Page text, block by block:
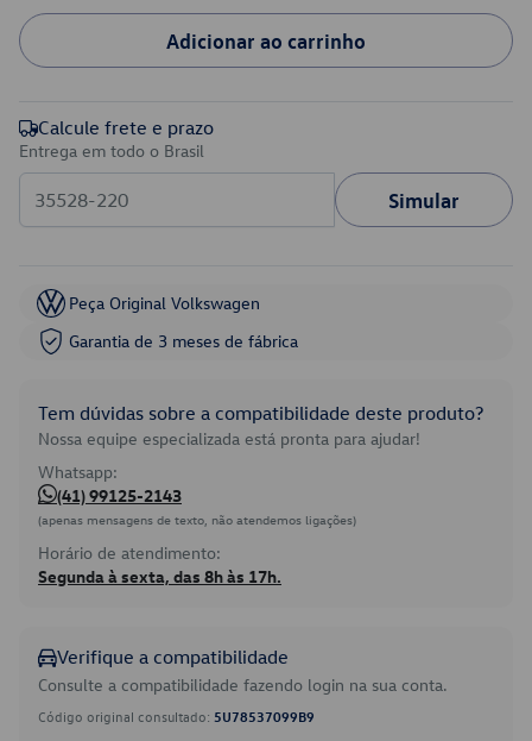
Adicionar ao carrinho
Calcule frete e prazo
Entrega em todo o Brasil
Simular
Peça Original Volkswagen
Garantia de 3 meses de fábrica
Tem dúvidas sobre a compatibilidade deste produto?
Nossa equipe especializada está pronta para ajudar!
Whatsapp:
(41) 99125-2143
(apenas mensagens de texto, não atendemos ligações)
Horário de atendimento:
Segunda à sexta, das 8h às 17h.
Verifique a compatibilidade
Consulte a compatibilidade fazendo login na sua conta.
Código original consultado: 5U78537099B9